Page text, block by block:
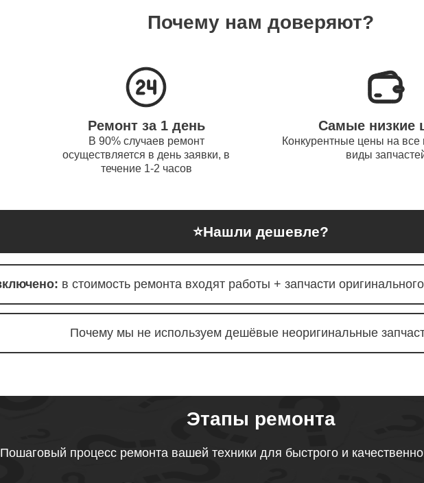
Ремонт системы охлаждения ноутбуков
Ремонт процессора ноутбуков Thunderobot 110
Ремонт оперативной памяти ноутбуков
Thunderobot
70
Ремонт звуковой карты ноутбуков
90
Ремонт тачпада ноутбуков Thunderobot
Ремонт контроллера питания ноутбуков
Thunderobot
Почему нам доверяют?
Ремонт за 1 день
В 90% случаев ремонт
осуществляется в день заявки, в
течение 1-2 часов
Самые низкие
Конкурентные цены на все
виды
⭐Нашли дешевле?
в стоимость ремонта входят работы + запчасти
Почему мы не используем дешёвые неоригинальные
Этапы ремонта
Пошаговый процесс ремонта вашей техники для быстрого и